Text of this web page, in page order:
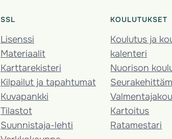
SSL
Lisenssi
Materiaalit
Karttarekisteri
Kilpailut ja tapahtumat
Kuvapankki
Tilastot
Suunnistaja-lehti
KOULUTUKSET
Koulutus ja
kalenteri
Nuorison
Kartoitus
Ratamestari